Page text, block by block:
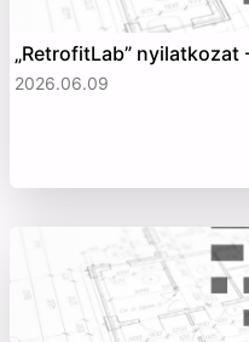
„RetrofitLab”
2026.06.09